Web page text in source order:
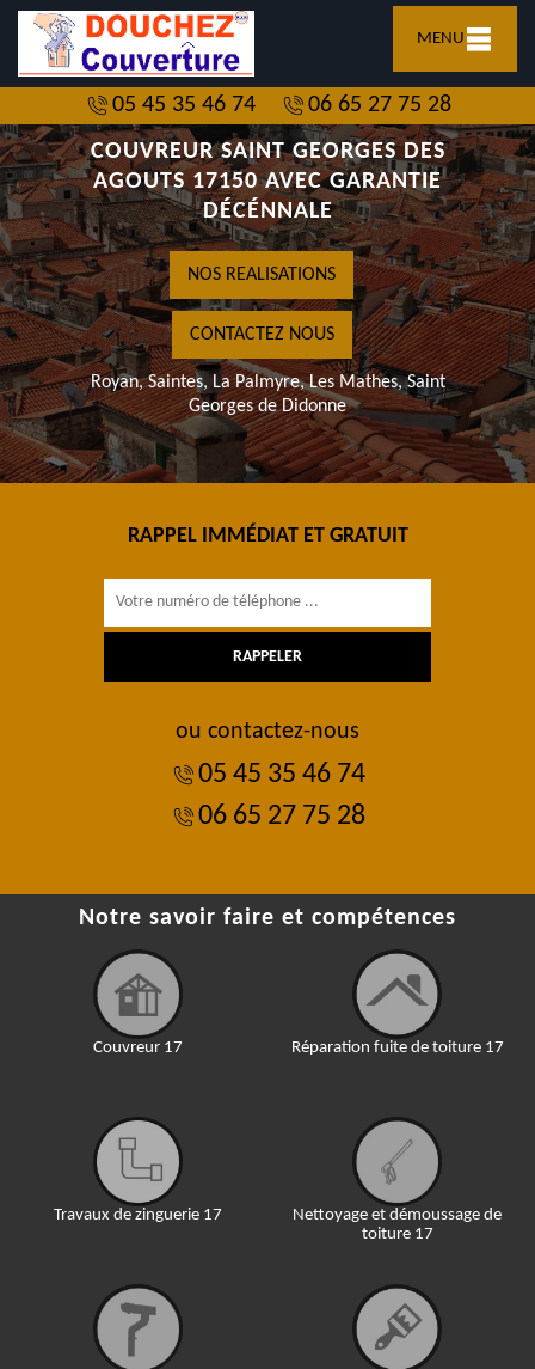
MENU
05 45 35 46 74
06 65 27 75 28
COUVREUR SAINT GEORGES DES
AGOUTS 17150 AVEC GARANTIE
DÉCÉNNALE
NOS REALISATIONS
CONTACTEZ NOUS
Royan, Saintes, La Palmyre, Les Mathes, Saint
Georges de Didonne
RAPPEL IMMÉDIAT ET GRATUIT
ou contactez-nous
05 45 35 46 74
06 65 27 75 28
Notre savoir faire et compétences
Couvreur 17
Travaux de zinguerie 17
Réparation fuite de toiture 17
Nettoyage et démoussage de
toiture 17